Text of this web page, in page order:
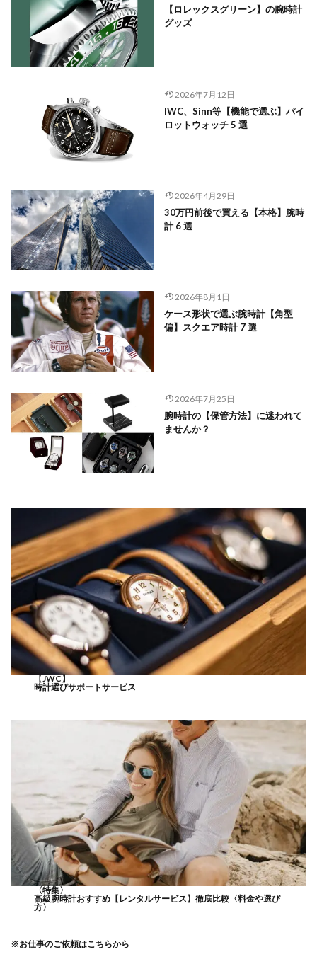
【ロレックスグリーン】の腕時計
グッズ
2026年7月12日
IWC、Sinn等【機能で選ぶ】パイ
ロットウォッチ 5 選
2026年4月29日
30万円前後で買える【本格】腕時
計 6 選
2026年8月1日
ケース形状で選ぶ腕時計【角型
偏】スクエア時計 7 選
2026年7月25日
腕時計の【保管方法】に迷われて
ませんか？
【JWC】
時計選びサポートサービス
〈特集〉
高級腕時計おすすめ【レンタルサービス】徹底比較〈料金や選び
方〉
※お仕事のご依頼はこちらから